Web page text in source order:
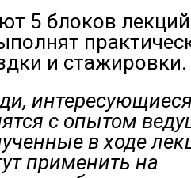
5 блоков
и стажировки.
интересующиеся
с опытом
в ходе
применить на